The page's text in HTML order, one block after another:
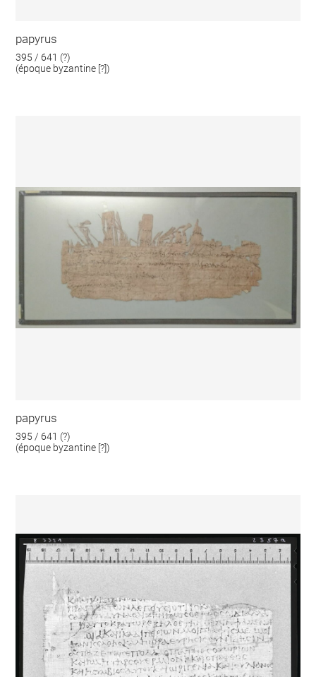
papyrus
395 / 641 (?)
(époque byzantine [?])
papyrus
395 / 641 (?)
(époque byzantine [?])